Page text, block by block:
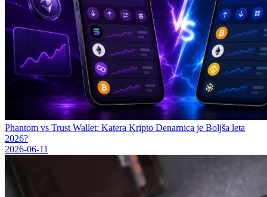
Phantom vs Trust Wallet: Katera Kripto Denarnica je Boljša leta
2026?
2026-06-11